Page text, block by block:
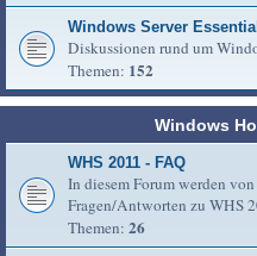
Windows Server
Diskussionen rund um
Themen: 152
Windows
WHS 2011 - FAQ
In diesem Forum werden
Fragen/Antworten zu WHS
Themen: 26